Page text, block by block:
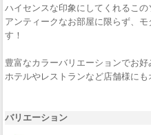
ハイセンスな印象にしてくれるこの
アンティークなお部屋に限らず、
す！
豊富なカラーバリエーションでお好
ホテルやレストランなど店舗様にも
バリエーション